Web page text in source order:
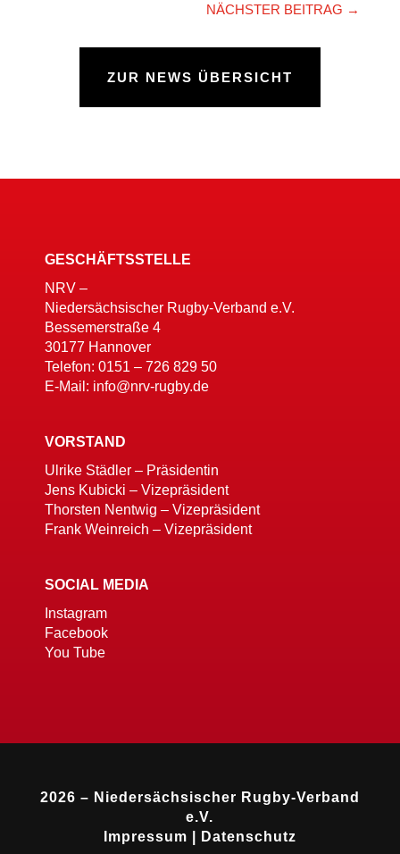
NÄCHSTER BEITRAG →
ZUR NEWS ÜBERSICHT
GESCHÄFTSSTELLE
NRV –
Niedersächsischer Rugby-Verband e.V.
Bessemerstraße 4
30177 Hannover
Telefon: 0151 – 726 829 50
E-Mail: info@nrv-rugby.de
VORSTAND
Ulrike Städler – Präsidentin
Jens Kubicki – Vizepräsident
Thorsten Nentwig – Vizepräsident
Frank Weinreich – Vizepräsident
SOCIAL MEDIA
Instagram
Facebook
You Tube
2026 – Niedersächsischer Rugby-Verband
e.V.
Impressum
Datenschutz